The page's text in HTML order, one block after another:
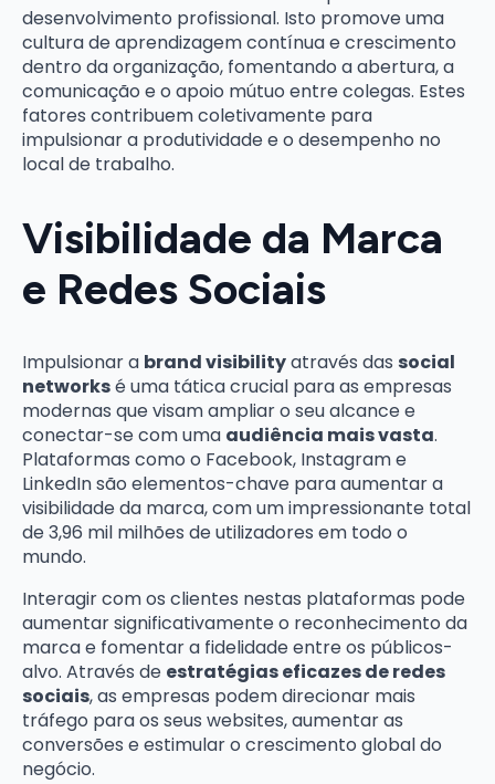
desenvolvimento profissional. Isto promove uma
cultura de aprendizagem contínua e crescimento
dentro da organização, fomentando a abertura, a
comunicação e o apoio mútuo entre colegas. Estes
fatores contribuem coletivamente para
impulsionar a produtividade e o desempenho no
local de trabalho.
Visibilidade da Marca
e Redes Sociais
Impulsionar a brand visibilityatravés das social
networksé uma tática crucial para as empresas
modernas que visam ampliar o seu alcance e
conectar-se com uma audiência mais vasta.
Plataformas como o Facebook, Instagram e
LinkedIn são elementos-chave para aumentar a
visibilidade da marca, com um impressionante total
de 3,96 mil milhões de utilizadores em todo o
mundo.
Interagir com os clientes nestas plataformas pode
aumentar significativamente o reconhecimento da
marca e fomentar a fidelidade entre os públicos-
alvo. Através de estratégias eficazes de redes
sociais, as empresas podem direcionar mais
tráfego para os seus websites, aumentar as
conversões e estimular o crescimento global do
negócio.